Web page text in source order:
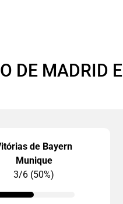
DE MADRID E
de Bayern
Munique
3/6 (50%)